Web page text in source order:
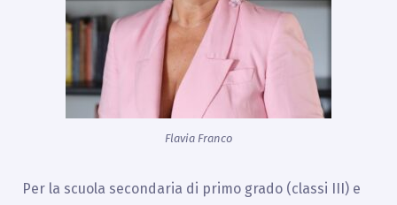
Flavia Franco
Per la scuola secondaria di primo grado (classi III) e